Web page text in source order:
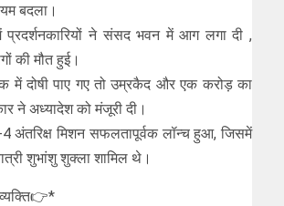
बदला।
ने संसद भवन में आग लगा दी ,
की मौत हुई।
में दोषी पाए गए तो उम्रकैद और एक करोड़ का
ने अध्यादेश को मंजूरी दी।
अंतरिक्ष मिशन सफलतापूर्वक लॉन्च हुआ, जिसमें
शुभांशु शुक्ला शामिल थे।